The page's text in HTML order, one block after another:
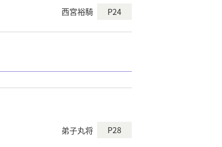
西宮裕騎
P24
弟子丸将
P28